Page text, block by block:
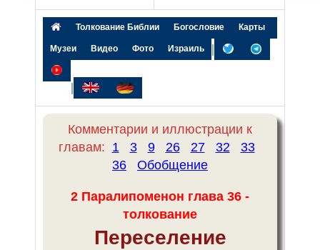
Толкование Библии Богословие Карты
Музеи Видео Фото Израиль |
|
Комментарии и иллюстрации к
главам: 1 3 9 26 27 32
33
36
Обобщение
2 Паралипоменон глава 36 -
толкование
Переселение